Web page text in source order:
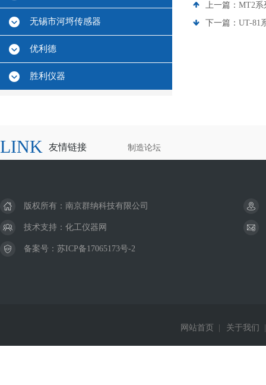
无锡市河埒传感器
优利德
胜利仪器
上一篇： MT2系
下一篇： UT-81
LINK 友情链接 制造论坛
版权所有：南京群纳科技有限公司
技术支持： 化工仪器网
备案号： 苏ICP备17065173号-2
网站首页 关于我们